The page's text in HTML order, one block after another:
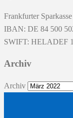
Frankfurter Sparkasse
IBAN: DE 84 500
SWIFT: HELADEF
Archiv
Archiv